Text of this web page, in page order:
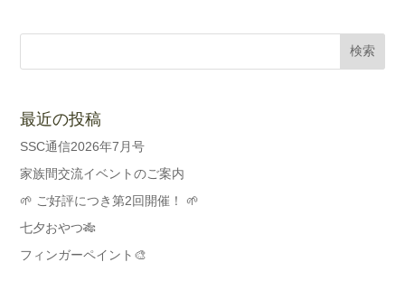
最近の投稿
SSC通信2026年7月号
家族間交流イベントのご案内
🌱 ご好評につき第2回開催！ 🌱
七夕おやつ🎋
フィンガーペイント🎨